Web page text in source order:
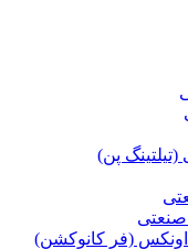
پن)
(فر کانوکشن)